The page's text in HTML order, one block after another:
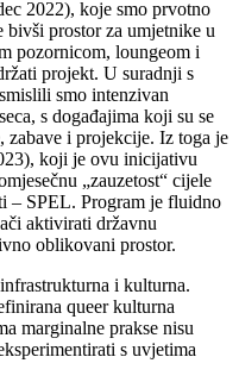
2022), koje smo prvotno
prostor za umjetnike u
pozornicom, loungeom i
projekt. U suradnji s
smo intenzivan
s događajima koji su se
zabave i projekcije. Iz toga je
koji je ovu inicijativu
„zauzetost“ cijele
– SPEL. Program je fluidno
aktivirati državnu
oblikovani prostor.
i kulturna.
queer kulturna
marginalne prakse nisu
s uvjetima